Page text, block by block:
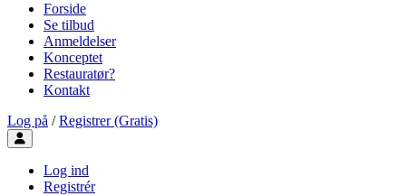
Forside
Se tilbud
Anmeldelser
Konceptet
Restauratør?
Kontakt
Log på / Registrer (Gratis)
Toggle user menu
Log ind
Registrér